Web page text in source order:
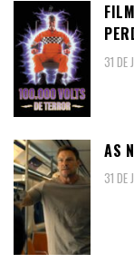
31 DE
AS
31 DE